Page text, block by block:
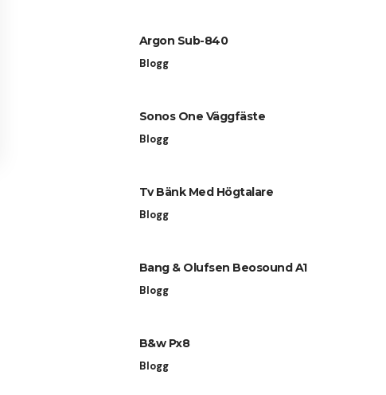
Argon Sub-840
Blogg
Sonos One Väggfäste
Blogg
Tv Bänk Med Högtalare
Blogg
Bang & Olufsen Beosound A1
Blogg
B&w Px8
Blogg